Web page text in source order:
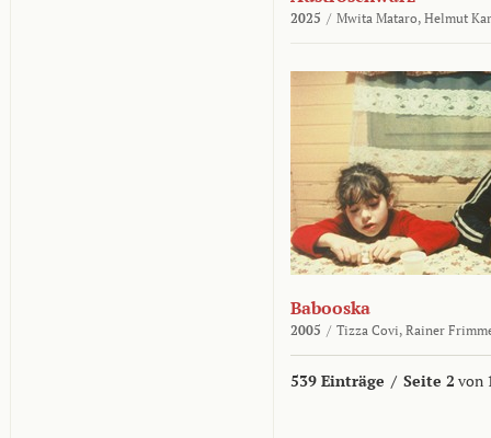
2025 / Mwita Mataro, Helmut
Babooska
2005 / Tizza Covi, Rainer
539 Einträge / Seite 2 von